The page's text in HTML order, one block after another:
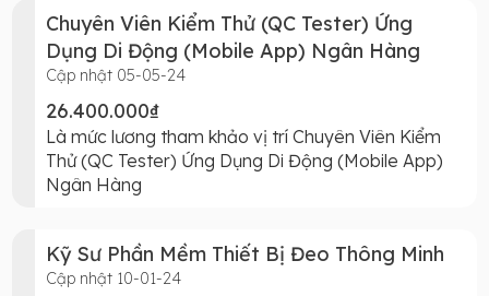
Chuyên Viên Kiểm Thử (QC Tester) Ứng
Dụng Di Động (Mobile App) Ngân Hàng
Cập nhật 05-05-24
26.400.000₫
Là mức lương tham khảo vị trí Chuyên Viên Kiểm
Thử (QC Tester) Ứng Dụng Di Động (Mobile App)
Ngân Hàng
Kỹ Sư Phần Mềm Thiết Bị Đeo Thông Minh
Cập nhật 10-01-24